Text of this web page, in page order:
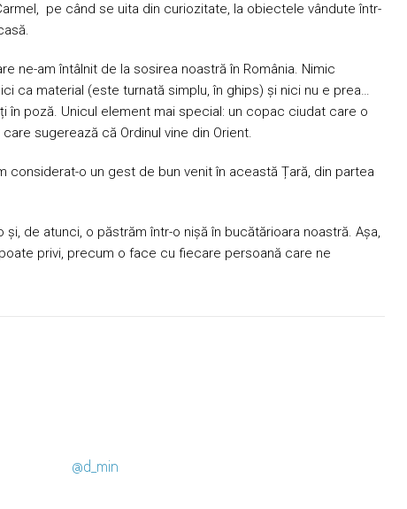
pe când se uita din curiozitate, la obiectele vândute într-
ne-am întâlnit de la sosirea noastră în România. Nimic
ca material (este turnată simplu, în ghips) și nici nu e prea…
în poză. Unicul element mai special: un copac ciudat care o
sugerează că Ordinul vine din Orient.
considerat-o un gest de bun venit în această Țară, din partea
de atunci, o păstrăm într-o nișă în bucătărioara noastră. Așa,
privi, precum o face cu fiecare persoană care ne
@d_min